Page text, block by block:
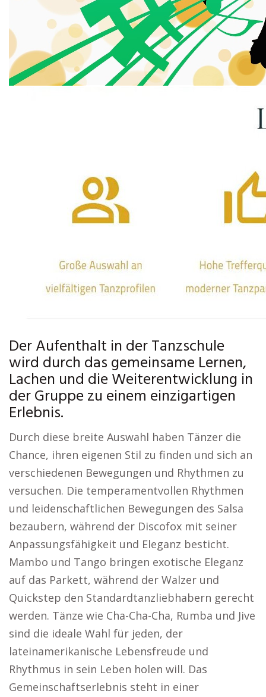
Der Aufenthalt in der Tanzschule
wird durch das gemeinsame Lernen,
Lachen und die Weiterentwicklung in
der Gruppe zu einem einzigartigen
Erlebnis.
Durch diese breite Auswahl haben Tänzer die
Chance, ihren eigenen Stil zu finden und sich an
verschiedenen Bewegungen und Rhythmen zu
versuchen. Die temperamentvollen Rhythmen
und leidenschaftlichen Bewegungen des Salsa
bezaubern, während der Discofox mit seiner
Anpassungsfähigkeit und Eleganz besticht.
Mambo und Tango bringen exotische Eleganz
auf das Parkett, während der Walzer und
Quickstep den Standardtanzliebhabern gerecht
werden. Tänze wie Cha-Cha-Cha, Rumba und Jive
sind die ideale Wahl für jeden, der
lateinamerikanische Lebensfreude und
Rhythmus in sein Leben holen will. Das
Gemeinschaftserlebnis steht in einer